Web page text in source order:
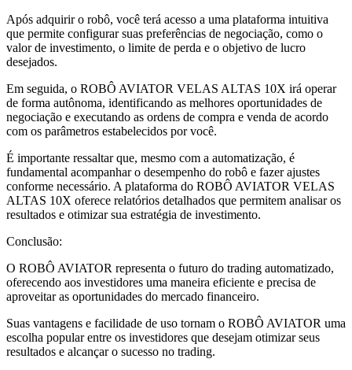
Após adquirir o robô, você terá acesso a uma plataforma intuitiva
que permite configurar suas preferências de negociação, como o
valor de investimento, o limite de perda e o objetivo de lucro
desejados.
Em seguida, o ROBÔ AVIATOR VELAS ALTAS 10X irá operar
de forma autônoma, identificando as melhores oportunidades de
negociação e executando as ordens de compra e venda de acordo
com os parâmetros estabelecidos por você.
É importante ressaltar que, mesmo com a automatização, é
fundamental acompanhar o desempenho do robô e fazer ajustes
conforme necessário. A plataforma do ROBÔ AVIATOR VELAS
ALTAS 10X oferece relatórios detalhados que permitem analisar os
resultados e otimizar sua estratégia de investimento.
Conclusão:
O ROBÔ AVIATOR representa o futuro do trading automatizado,
oferecendo aos investidores uma maneira eficiente e precisa de
aproveitar as oportunidades do mercado financeiro.
Suas vantagens e facilidade de uso tornam o ROBÔ AVIATOR uma
escolha popular entre os investidores que desejam otimizar seus
resultados e alcançar o sucesso no trading.